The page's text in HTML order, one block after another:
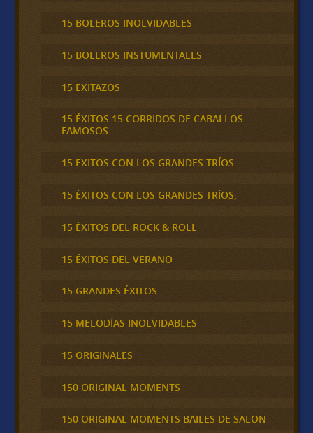
15 BOLEROS INOLVIDABLES
15 BOLEROS INSTUMENTALES
15 EXITAZOS
15 ÉXITOS 15 CORRIDOS DE CABALLOS
FAMOSOS
15 EXITOS CON LOS GRANDES TRÍOS
15 ÉXITOS CON LOS GRANDES TRÍOS,
15 ÉXITOS DEL ROCK & ROLL
15 ÉXITOS DEL VERANO
15 GRANDES ÉXITOS
15 MELODÍAS INOLVIDABLES
15 ORIGINALES
150 ORIGINAL MOMENTS
150 ORIGINAL MOMENTS BAILES DE SALON